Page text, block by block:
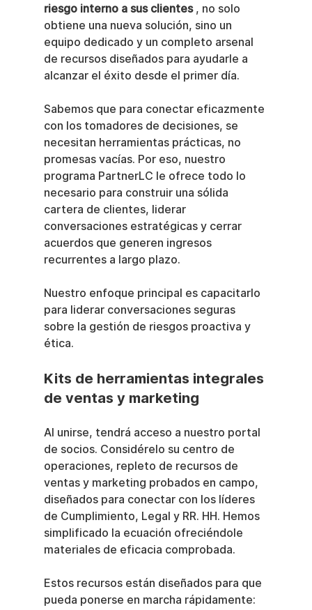
riesgo interno a sus clientes , no solo
obtiene una nueva solución, sino un
equipo dedicado y un completo arsenal
de recursos diseñados para ayudarle a
alcanzar el éxito desde el primer día.
Sabemos que para conectar eficazmente
con los tomadores de decisiones, se
necesitan herramientas prácticas, no
promesas vacías. Por eso, nuestro
programa PartnerLC le ofrece todo lo
necesario para construir una sólida
cartera de clientes, liderar
conversaciones estratégicas y cerrar
acuerdos que generen ingresos
recurrentes a largo plazo.
Nuestro enfoque principal es capacitarlo
para liderar conversaciones seguras
sobre la gestión de riesgos proactiva y
ética.
Kits de herramientas integrales
de ventas y marketing
Al unirse, tendrá acceso a nuestro portal
de socios. Considérelo su centro de
operaciones, repleto de recursos de
ventas y marketing probados en campo,
diseñados para conectar con los líderes
de Cumplimiento, Legal y RR. HH. Hemos
simplificado la ecuación ofreciéndole
materiales de eficacia comprobada.
Estos recursos están diseñados para que
pueda ponerse en marcha rápidamente: